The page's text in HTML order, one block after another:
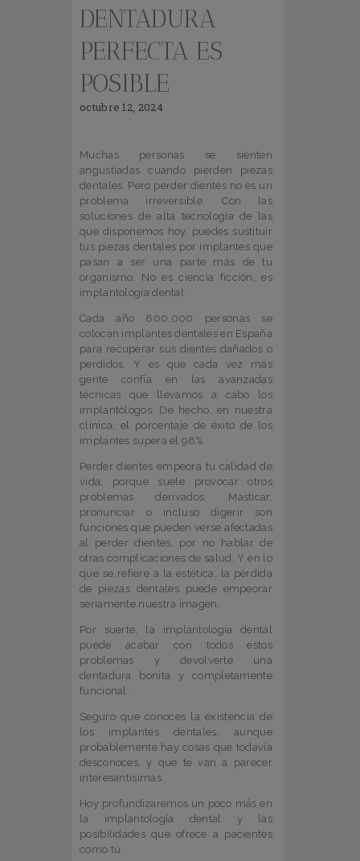
DENTADURA
PERFECTA ES
POSIBLE
octubre 12, 2024
Muchas personas se sienten
angustiadas cuando pierden piezas
dentales. Pero perder dientes no es un
problema irreversible. Con las
soluciones de alta tecnología de las
que disponemos hoy, puedes sustituir
tus piezas dentales por implantes que
pasan a ser una parte más de tu
organismo. No es ciencia ficción, es
implantología dental.
Cada año 800.000 personas se
colocan implantes dentales en España
para recuperar sus dientes dañados o
perdidos. Y es que cada vez más
gente confía en las avanzadas
técnicas que llevamos a cabo los
implantólogos. De hecho, en nuestra
clínica, el porcentaje de éxito de los
implantes supera el 98%.
Perder dientes empeora tu calidad de
vida, porque suele provocar otros
problemas derivados. Masticar,
pronunciar o incluso digerir son
funciones que pueden verse afectadas
al perder dientes, por no hablar de
otras complicaciones de salud. Y en lo
que se refiere a la estética, la pérdida
de piezas dentales puede empeorar
seriamente nuestra imagen.
Por suerte, la implantología dental
puede acabar con todos estos
problemas y devolverte una
dentadura bonita y completamente
funcional.
Seguro que conoces la existencia de
los implantes dentales, aunque
probablemente hay cosas que todavía
desconoces, y que te van a parecer
interesantísimas.
Hoy profundizaremos un poco más en
la implantología dental y las
posibilidades que ofrece a pacientes
como tú.